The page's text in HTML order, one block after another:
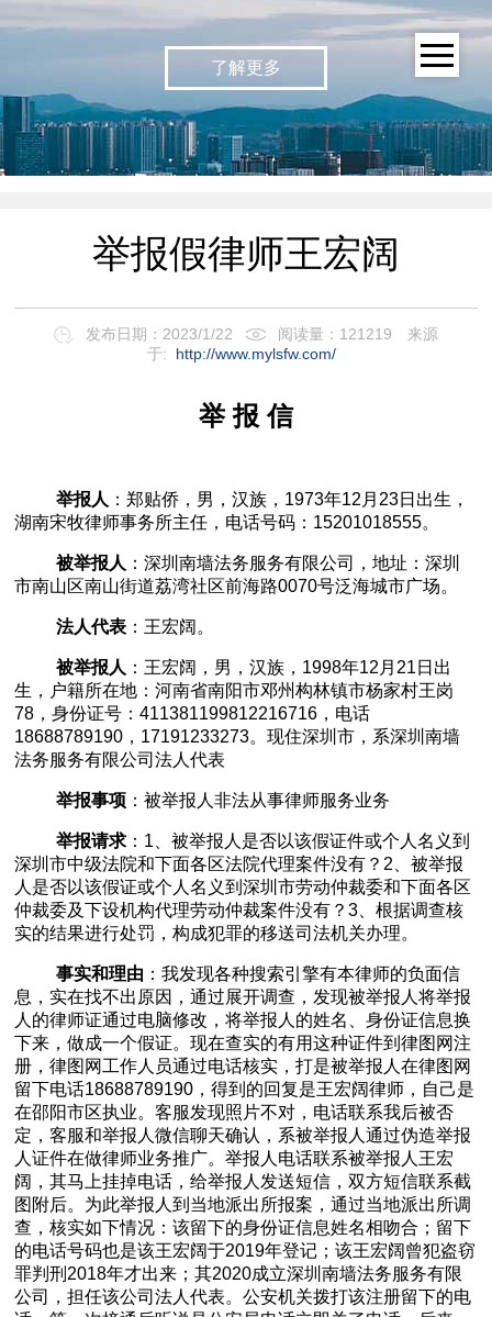
了解更多
举报假律师王宏阔
发布日期：2023/1/22 阅读量：121219
来源
于: http://www.mylsfw.com/
举 报 信
举报人 ：郑贴侨，男，汉族， 1973年12 月 23日出生，
湖南宋牧律师事务所主任，电话号码： 15201018555。
被举报人 ：深圳南墙法务服务有限公司，地址： 深圳
市南山区南山街道荔湾社区前海路0070号泛海城市广场。
法人代表：王宏阔。
被举报人 ：王宏阔，男，汉族， 1998年12 月 21 日出
生，户籍所在地：河南省南阳市邓州构林镇市杨家村王岗
78 ，身份证号：411381199812216716 ，电话
18688789190 ， 17191233273。现住深圳市，系深圳南墙
法务服务有限公司法人代表
举报事项：被举报人非法从事律师服务业务
举报请求： 1 、被举报人是否以该假证件或个人名义到
深圳市中级法院和下面各区法院代理案件没有？ 2 、被举报
人是否以该假证或个人名义到深圳市劳动仲裁委和下面各区
仲裁委及下设机构代理劳动仲裁案件没有？3 、根据调查核
实的结果进行处罚，构成犯罪的移送司法机关办理。
事实和理由 ：我发现各种搜索引擎有本律师的负面信
息，实在找不出原因，通过展开调查，发现被举报人将举报
人的律师证通过电脑修改，将举报人的姓名、身份证信息换
下来，做成一个假证。现在查实的有用这种证件到律图网注
册，律图网工作人员通过电话核实，打是被举报人在律图网
留下电话18688789190 ，得到的回复是王宏阔律师，自己是
在邵阳市区执业。客服发现照片不对，电话联系我后被否
定，客服和举报人微信聊天确认，系被举报人通过伪造举报
人证件在做律师业务推广。举报人电话联系被举报人王宏
阔，其马上挂掉电话，给举报人发送短信，双方短信联系截
图附后。为此举报人到当地派出所报案，通过当地派出所调
查，核实如下情况：该留下的身份证信息姓名相吻合；留下
的电话号码也是该王宏阔于2019年登记；该王宏阔曾犯盗窃
罪判刑 2018年才出来；其2020成立深圳南墙法务服务有限
公司，担任该公司法人代表。公安机关拨打该注册留下的电